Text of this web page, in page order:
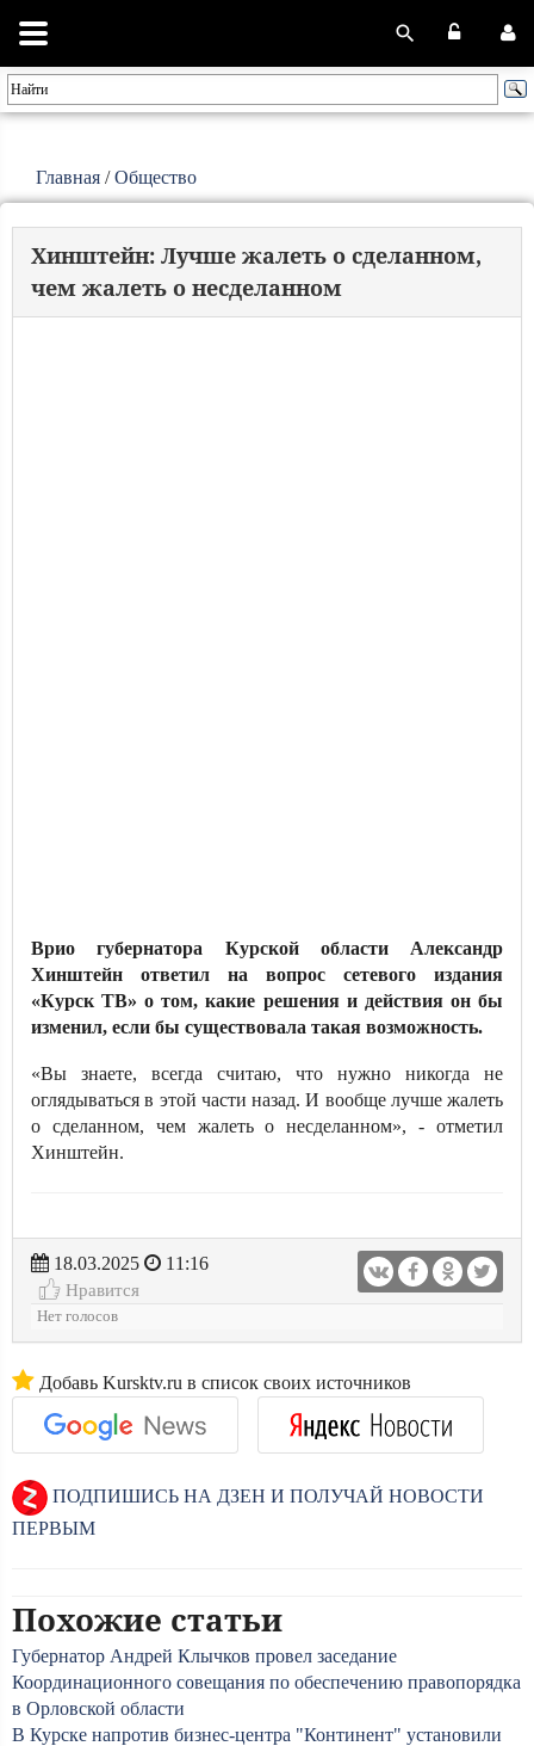
Главная /Общество
Хинштейн: Лучше жалеть о сделанном,
чем жалеть о несделанном
Врио губернатора Курской области Александр
Хинштейн ответил на вопрос сетевого издания
«Курск ТВ» о том, какие решения и действия он бы
изменил, если бы существовала такая возможность.
«Вы знаете, всегда считаю, что нужно никогда не
оглядываться в этой части назад. И вообще лучше жалеть
о сделанном, чем жалеть о несделанном», - отметил
Хинштейн.
18.03.2025
11:16
Нравится
Нет голосов
Добавь Kursktv.ru в список своих источников
ПОДПИШИСЬ НА ДЗЕН И ПОЛУЧАЙ НОВОСТИ
ПЕРВЫМ
Похожие статьи
Губернатор Андрей Клычков провел заседание
Координационного совещания по обеспечению правопорядка
в Орловской области
В Курске напротив бизнес-центра "Континент" установили